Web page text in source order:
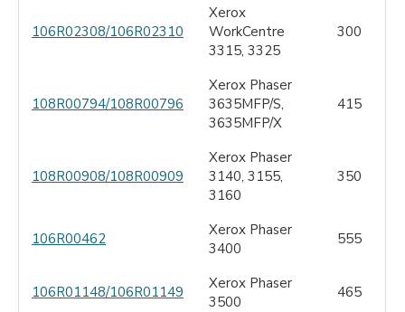
106R02308/106R02310
Xerox
WorkCentre
3315, 3325
300
108R00794/108R00796
Xerox Phaser
3635MFP/S,
3635MFP/X
415
108R00908/108R00909
Xerox Phaser
3140, 3155,
3160
350
106R00462
Xerox Phaser
3400
555
106R01148/106R01149
Xerox Phaser
3500
465